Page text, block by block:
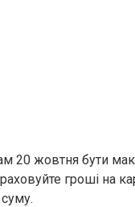
20 жовтня бути
гроші на